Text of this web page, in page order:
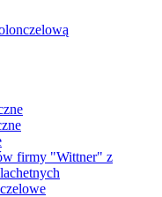
firmy "Wittner" z